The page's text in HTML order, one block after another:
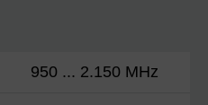
950 ... 2.150 MHz